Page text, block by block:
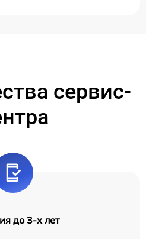
сервис-
до 3-х лет